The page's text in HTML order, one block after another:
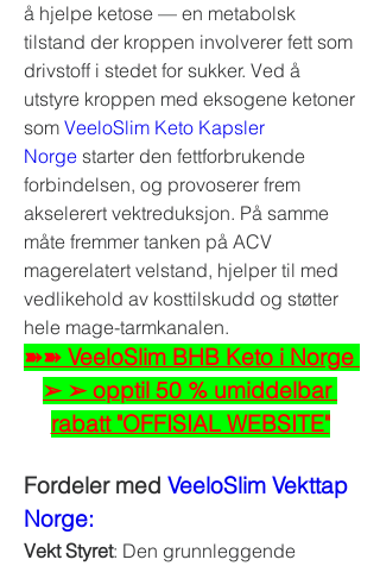
å hjelpe ketose — en metabolsk
tilstand der kroppen involverer fett som
drivstoff i stedet for sukker. Ved å
utstyre kroppen med eksogene ketoner
som VeeloSlim Keto Kapsler
Norge starter den fettforbrukende
forbindelsen, og provoserer frem
akselerert vektreduksjon. På samme
måte fremmer tanken på ACV
magerelatert velstand, hjelper til med
vedlikehold av kosttilskudd og støtter
hele mage-tarmkanalen.
➽➽ VeeloSlim BHB Keto i Norge
➢ ➢ opptil 50 % umiddelbar
rabatt "OFFISIAL WEBSITE"
Fordeler med VeeloSlim Vekttap
Norge:
Vekt Styret: Den grunnleggende